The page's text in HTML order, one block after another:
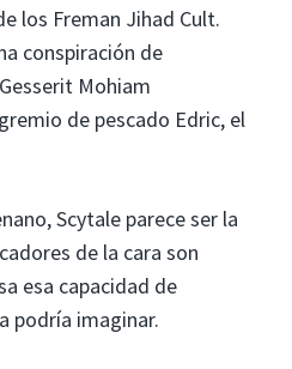
los Freman Jihad Cult.
conspiración de
Mohiam
de pescado Edric, el
Scytale parece ser la
de la cara son
esa capacidad de
podría imaginar.